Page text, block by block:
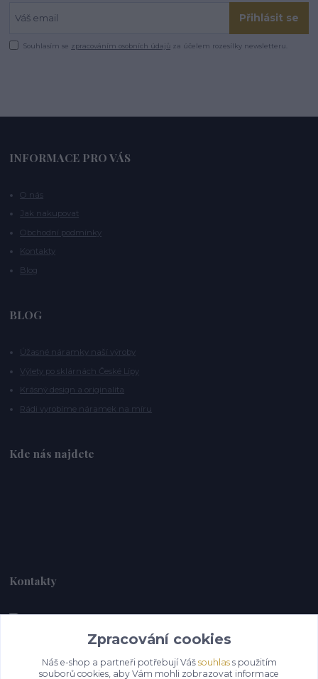
Přihlásit se
Souhlasím se zpracováním osobních údajů za účelem rozesílky newsletteru.
INFORMACE PRO VÁS
O nás
Jak nakupovat
Obchodní podmínky
Kontakty
Blog
BLOG
Úžasné náramky naší výroby
Výlety po sklárnách České Lípy
Krásný design a originalita
Rádi vyrobíme náramek na míru
Kde nás najdete
Kontakty
Alebrije@alebrije.cz
Zpracování cookies
Náš e-shop a partneři potřebují Váš souhlass použitím
souborů cookies, aby Vám mohli zobrazovat informace